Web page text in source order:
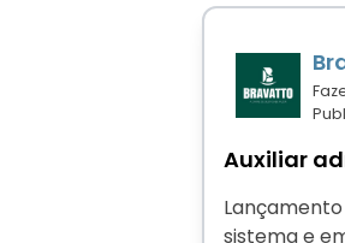
Auxiliar
sistema e